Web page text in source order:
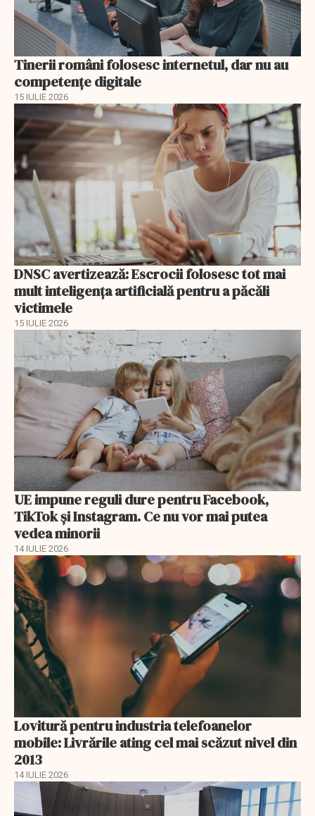
Tinerii români folosesc internetul, dar nu au
competențe digitale
15 IULIE 2026
DNSC avertizează: Escrocii folosesc tot mai
mult inteligența artificială pentru a păcăli
victimele
15 IULIE 2026
UE impune reguli dure pentru Facebook,
TikTok și Instagram. Ce nu vor mai putea
vedea minorii
14 IULIE 2026
Lovitură pentru industria telefoanelor
mobile: Livrările ating cel mai scăzut nivel din
2013
14 IULIE 2026